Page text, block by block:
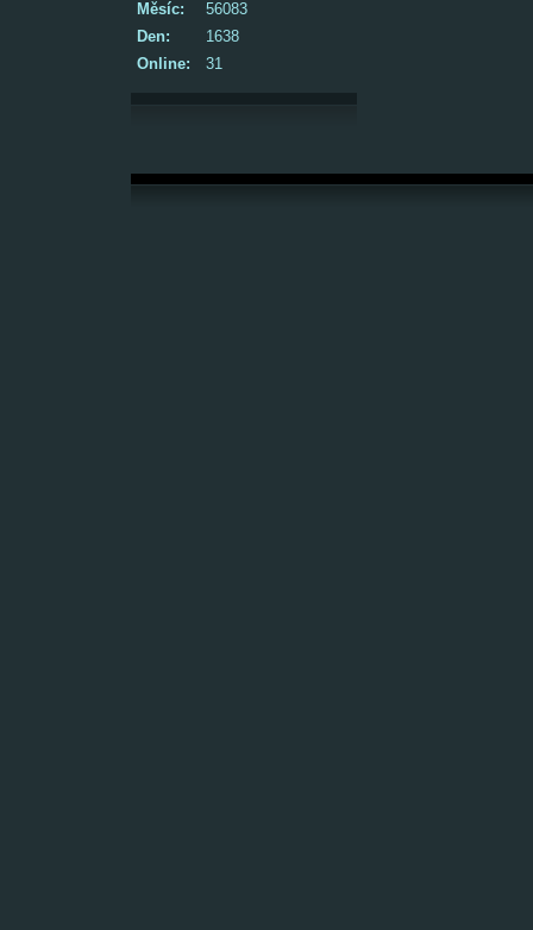
Online: 31
Měsíc:
56083
Den:
1638